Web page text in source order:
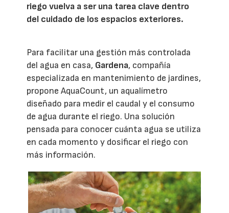
riego vuelva a ser una tarea clave dentro
del cuidado de los espacios exteriores.
Para facilitar una gestión más controlada
del agua en casa, Gardena, compañía
especializada en mantenimiento de jardines,
propone AquaCount, un aqualímetro
diseñado para medir el caudal y el consumo
de agua durante el riego. Una solución
pensada para conocer cuánta agua se utiliza
en cada momento y dosificar el riego con
más información.